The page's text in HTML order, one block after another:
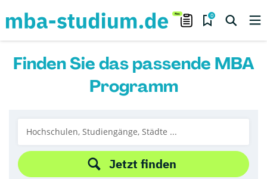
0
Finden Sie das passende MBA
Programm
Jetzt finden